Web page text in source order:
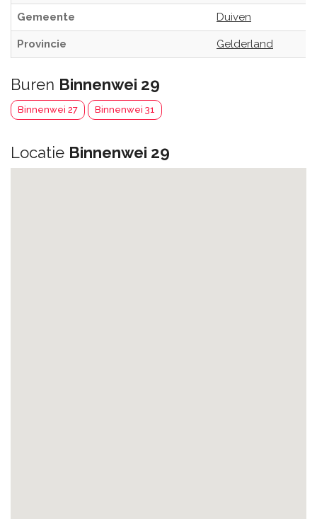
Gemeente Duiven
Provincie Gelderland
Buren Binnenwei 29
Binnenwei 27 Binnenwei 31
Locatie Binnenwei 29